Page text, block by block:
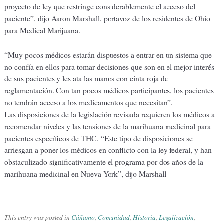
proyecto de ley que restringe considerablemente el acceso del
paciente”, dijo Aaron Marshall, portavoz de los residentes de Ohio
para Medical Marijuana.
“Muy pocos médicos estarán dispuestos a entrar en un sistema que
no confía en ellos para tomar decisiones que son en el mejor interés
de sus pacientes y les ata las manos con cinta roja de
reglamentación. Con tan pocos médicos participantes, los pacientes
no tendrán acceso a los medicamentos que necesitan”.
Las disposiciones de la legislación revisada requieren los médicos a
recomendar niveles y las tensiones de la marihuana medicinal para
pacientes específicos de THC. “Este tipo de disposiciones se
arriesgan a poner los médicos en conflicto con la ley federal, y han
obstaculizado significativamente el programa por dos años de la
marihuana medicinal en Nueva York”, dijo Marshall.
This entry was posted in Cáñamo Comunidad Historia Legalización